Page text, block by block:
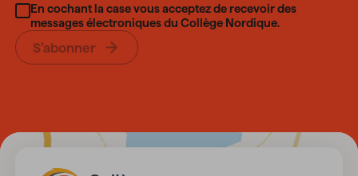
En cochant la case vous acceptez de recevoir des
messages électroniques du Collège Nordique.
S’abonner